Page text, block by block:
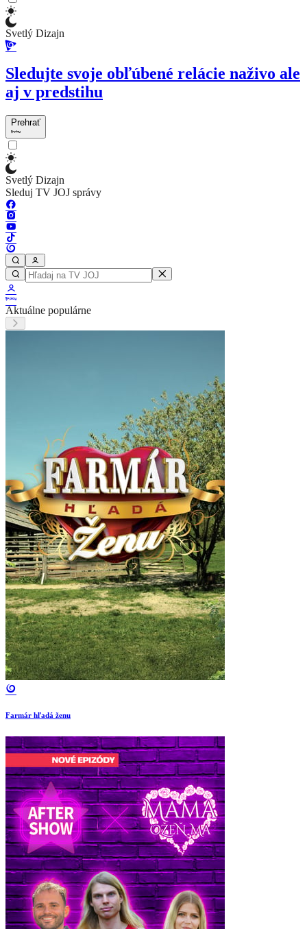
Svetlý Dizajn
Sledujte svoje obľúbené relácie naživo ale
aj v predstihu
Prehrať
Svetlý Dizajn
Sleduj TV JOJ správy
Aktuálne populárne
Farmár hľadá ženu